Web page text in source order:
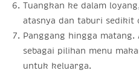
Tuangkan ke dalam
atasnya dan taburi sedikit
Panggang hingga
sebagai pilihan menu
untuk keluarga.